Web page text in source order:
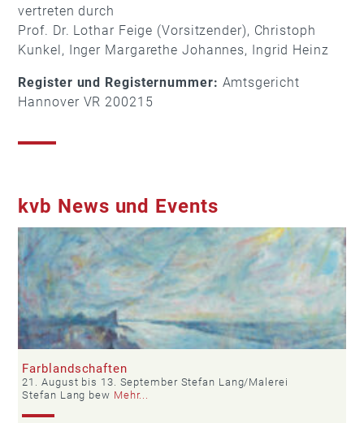
vertreten durch
Prof. Dr. Lothar Feige (Vorsitzender), Christoph
Kunkel, Inger Margarethe Johannes, Ingrid Heinz
Register und Registernummer: Amtsgericht
Hannover VR 200215
kvb News und Events
Farblandschaften
21. August bis 13. September Stefan Lang/Malerei
Stefan Lang bew Mehr...